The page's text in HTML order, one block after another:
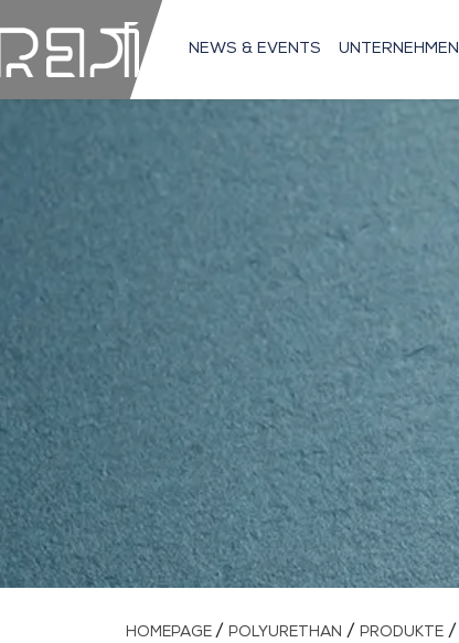
NEWS & EVENTS UNTERNEHMEN
HOMEPAGE / POLYURETHAN / PRODUKTE /